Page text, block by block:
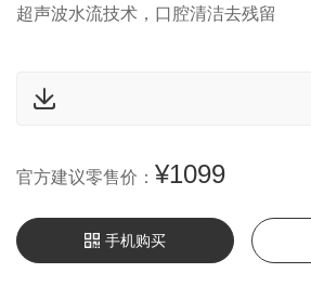
超声波水流技术，口腔清洁去残留
官方建议零售价： ¥1099
手机购买